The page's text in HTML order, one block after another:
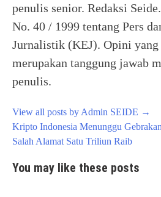
penulis senior. Redaksi
No. 40 / 1999 tentang Pers
Jurnalistik (KEJ). Opini
merupakan tanggung jawab
penulis.
View all posts by Admin SEIDE →
Post
navigation
Kripto Indonesia Menunggu
Salah Alamat Satu Triliun Raib
You may like these posts